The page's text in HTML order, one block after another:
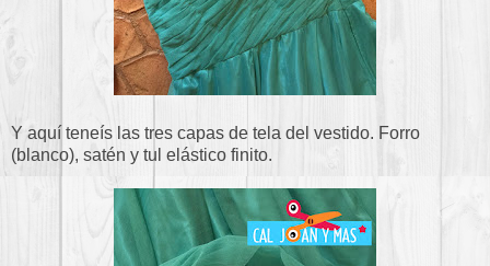
Y aquí teneís las tres capas de tela del vestido. Forro
(blanco), satén y tul elástico finito.